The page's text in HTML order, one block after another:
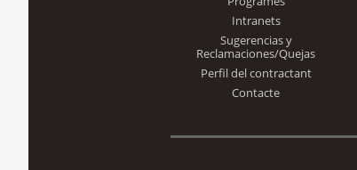
Intranets
Sugerencias y
Reclamaciones/Quejas
Perfil del contractant
Contacte